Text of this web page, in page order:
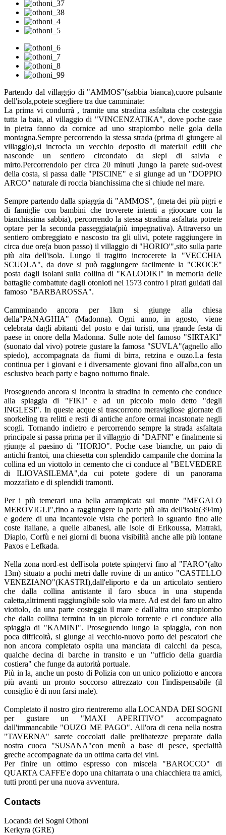
Partendo dal villaggio di "AMMOS"(sabbia bianca),cuore pulsante
dell'isola,potete scegliere tra due camminate:
La prima vi condurrà , tramite una stradina asfaltata che costeggia
tutta la baia, al villaggio di "VINCENZATIKA", dove poche case
in pietra fanno da cornice ad uno strapiombo nelle gola della
montagna.Sempre percorrendo la stessa strada (prima di giungere al
villaggio),si incrocia un vecchio deposito di materiali edili che
nasconde un sentiero circondato da siepi di salvia e
mirto.Percorrendolo per circa 20 minuti ,lungo la parete sud-ovest
della costa, si passa dalle "PISCINE" e si giunge ad un "DOPPIO
ARCO" naturale di roccia bianchissima che si chiude nel mare.
Sempre partendo dalla spiaggia di "AMMOS", (meta dei più pigri e
di famiglie con bambini che troverete intenti a gioocare con la
bianchissima sabbia), percorrendo la stessa stradina asfaltata potrete
optare per la seconda passeggiata(più impegnativa). Attraverso un
sentiero ombreggiato e nascosto tra gli ulivi, potete raggiungere in
circa due ore(a buon passo) il villaggio di "HORIO'",sito sulla parte
più alta dell'isola. Lungo il tragitto incrocerete la "VECCHIA
SCUOLA", da dove si può raggiungere facilmente la "CROCE"
posta dagli isolani sulla collina di "KALODIKI" in memoria delle
battaglie combattute dagli otonioti nel 1573 contro i pirati guidati dal
famoso "BARBAROSSA".
Camminando ancora per 1km si giunge alla chiesa
della"PANAGHIA" (Madonna). Ogni anno, in agosto, viene
celebrata dagli abitanti del posto e dai turisti, una grande festa di
paese in onore della Madonna. Sulle note del famoso "SIRTAKI"
(suonato dal vivo) potrete gustare la famosa "SUVLA"(agnello allo
spiedo), accompagnata da fiumi di birra, retzina e ouzo.La festa
continua per i giovani e i diversamente giovani fino all'alba,con un
esclusivo beach party e bagno notturno finale.
Proseguendo ancora si incontra la stradina in cemento che conduce
alla spiaggia di "FIKI" e ad un piccolo molo detto "degli
INGLESI". In queste acque si trascorrono meravigliose giornate di
snorkeling tra relitti e resti di antiche anfore ormai incastonate negli
scogli. Tornando indietro e percorrendo sempre la strada asfaltata
principale si passa prima per il villaggio di "DAFNI" e finalmente si
giunge al paesino di "HORIO". Poche case bianche, un paio di
antichi frantoi, una chiesetta con splendido campanile che domina la
collina ed un viottolo in cemento che ci conduce al "BELVEDERE
di ILIOVASILEMA",da cui potete godere di un panorama
mozzafiato e di splendidi tramonti.
Per i più temerari una bella arrampicata sul monte "MEGALO
MEROVIGLI",fino a raggiungere la parte più alta dell'isola(394m)
e godere di una incantevole vista che porterà lo sguardo fino alle
coste italiane, a quelle albanesi, alle isole di Erikoussa, Matraki,
Diaplo, Corfù e nei giorni di buona visibilità anche alle più lontane
Paxos e Lefkada.
Nella zona nord-est dell'isola potete spingervi fino al "FARO"(alto
13m) situato a pochi metri dalle rovine di un antico "CASTELLO
VENEZIANO"(KASTRI),dall'eliporto e da un articolato sentiero
che dalla collina antistante il faro sbuca in una stupenda
caletta,altrimenti raggiungibile solo via mare. Ad est del faro un altro
viottolo, da una parte costeggia il mare e dall'altra uno strapiombo
che dalla collina termina in un piccolo torrente e ci conduce alla
spiaggia di "KAMINI". Proseguendo lungo la spiaggia, con non
poca difficoltà, si giunge al vecchio-nuovo porto dei pescatori che
non ancora completato ospita una manciata di caicchi da pesca,
qualche decina di barche in transito e un "ufficio della guardia
costiera" che funge da autorità portuale.
Più in la, anche un posto di Polizia con un unico poliziotto e ancora
più avanti un pronto soccorso attrezzato con l'indispensabile (il
consiglio è di non farsi male).
Completato il nostro giro rientreremo alla LOCANDA DEI SOGNI
per gustare un "MAXI APERITIVO" accompagnato
dall'immancabile "OUZO ME PAGO". All'ora di cena nella nostra
"TAVERNA" sarete coccolati dalle prelibatezze preparate dalla
nostra cuoca "SUSANA"con menù a base di pesce, specialità
greche accompagnate da un ottima carta dei vini.
Per finire un ottimo espresso con miscela "BAROCCO" di
QUARTA CAFFE'e dopo una chitarrata o una chiacchiera tra amici,
tutti pronti per una nuova avventura.
Contacts
Locanda dei Sogni Othoni
Kerkyra (GRE)